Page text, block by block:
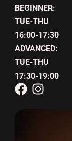
BEGINNER:
TUE-THU
16:00-17:30
ADVANCED:
TUE-THU
17:30-19:00